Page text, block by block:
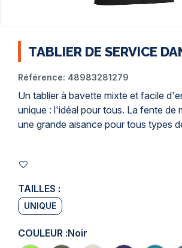
TABLIER DE SERVICE
Référence: 48983281279
Un tablier à bavette mixte et facile
unique : l'idéal pour tous. La fente de
une grande aisance pour tous types
TAILLES :
UNIQUE
COULEUR :Noir